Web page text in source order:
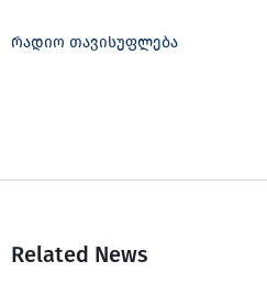
რადიო თავისუფლება
Related News